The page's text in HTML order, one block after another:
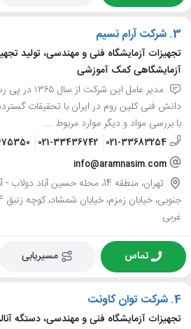
3. شرکت آرام نسیم
تجهیزات آزمایشگاه فنی و مهندسی، تولید
آزمایشگاهی کمک آموزشی
مدیر عامل این شرکت
دانش فنی کلین روم در ایران با تحقیقات
با بررسی مواد و دیگر موارد مربوط ...
021-33683254
021-33436742
info@aramnasim.com
تهران، منطقه 14، محله حسین آباد
غربی
تماس مسیریابی
4. شرکت توان کاونت
تجهیزات آزمایشگاه فنی و مهندسی، دستگه